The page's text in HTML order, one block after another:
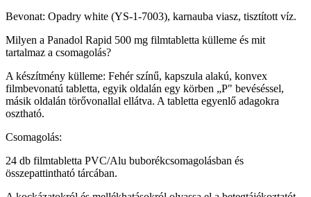
Bevonat: Opadry white (YS-1-7003), karnauba viasz, tisztított víz.
Milyen a Panadol Rapid 500 mg filmtabletta külleme és mit
tartalmaz a csomagolás?
A készítmény külleme: Fehér színű, kapszula alakú, konvex
filmbevonatú tabletta, egyik oldalán egy körben „P" bevéséssel,
másik oldalán törővonallal ellátva. A tabletta egyenlő adagokra
osztható.
Csomagolás:
24 db filmtabletta PVC/Alu buborékcsomagolásban és
összepattintható tárcában.